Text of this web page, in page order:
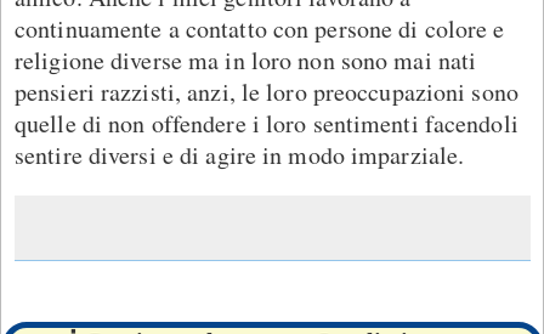
continuamente a contatto con persone di colore e
religione diverse ma in loro non sono mai nati
pensieri razzisti, anzi, le loro preoccupazioni sono
quelle di non offendere i loro sentimenti facendoli
sentire diversi e di agire in modo imparziale.